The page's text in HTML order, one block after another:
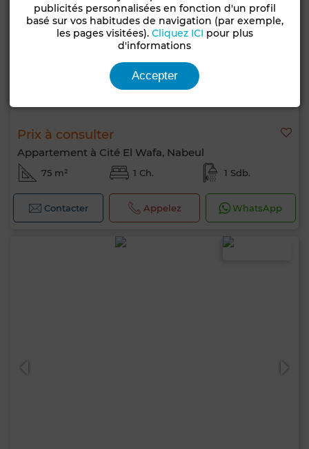
Prix à consulter
Appartement à Cité El Wafa, Nabeul
75 m² 1 Ch. 1 Sdb.
Contacter Appelez WhatsApp
publicités personnalisées en fonction d'un profil
basé sur vos habitudes de navigation (par exemple,
les pages visitées). Cliquez ICI pour plus
d'informations
Accepter